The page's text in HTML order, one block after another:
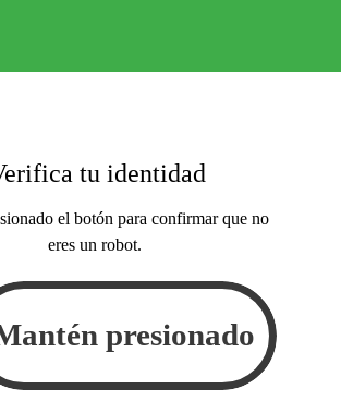
tu identidad
el botón para confirmar que no
eres un robot.